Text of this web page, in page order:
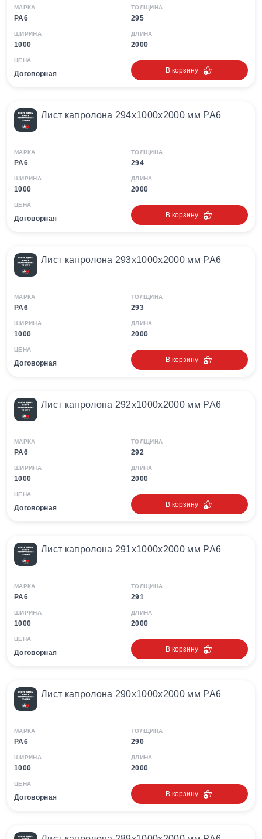
МАРКА
PA6
ТОЛЩИНА
295
ШИРИНА
1000
ДЛИНА
2000
ЦЕНА
Договорная В корзину
Лист капролона 294х1000х2000 мм PA6
МАРКА
PA6
ТОЛЩИНА
294
ШИРИНА
1000
ДЛИНА
2000
ЦЕНА
Договорная В корзину
Лист капролона 293х1000х2000 мм PA6
МАРКА
PA6
ТОЛЩИНА
293
ШИРИНА
1000
ДЛИНА
2000
ЦЕНА
Договорная В корзину
Лист капролона 292х1000х2000 мм PA6
МАРКА
PA6
ТОЛЩИНА
292
ШИРИНА
1000
ДЛИНА
2000
ЦЕНА
Договорная В корзину
Лист капролона 291х1000х2000 мм PA6
МАРКА
PA6
ТОЛЩИНА
291
ШИРИНА
1000
ДЛИНА
2000
ЦЕНА
Договорная В корзину
Лист капролона 290х1000х2000 мм PA6
МАРКА
PA6
ТОЛЩИНА
290
ШИРИНА
1000
ДЛИНА
2000
ЦЕНА
Договорная В корзину